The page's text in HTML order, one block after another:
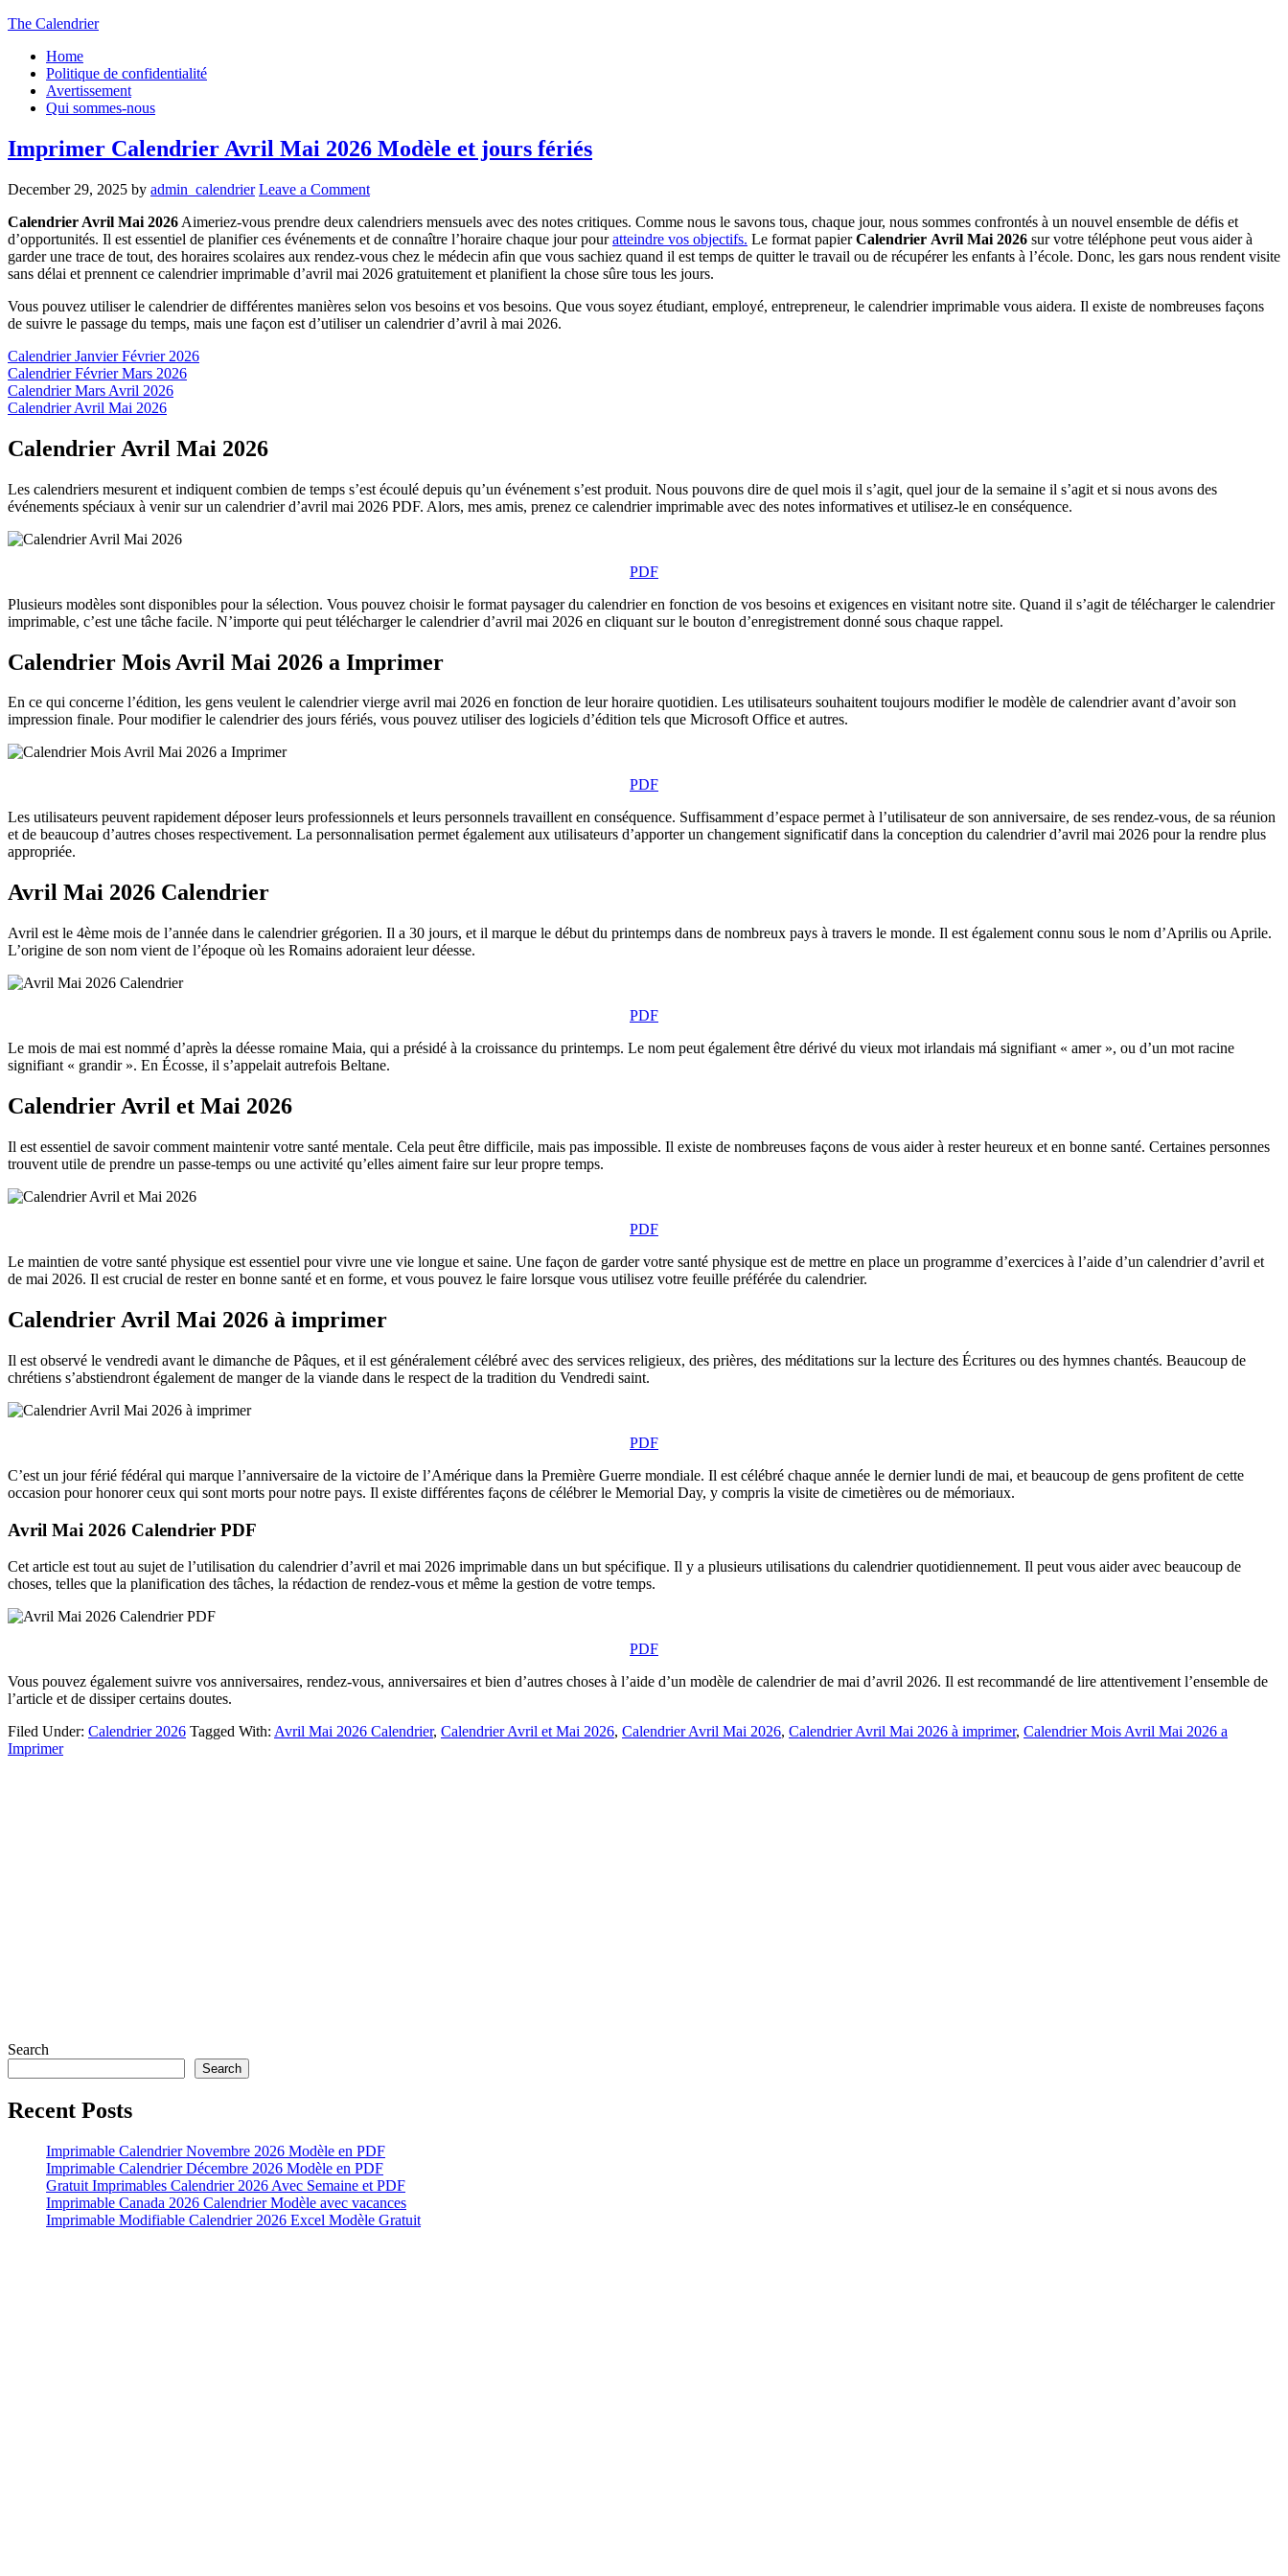
The Calendrier
Home
Politique de confidentialité
Avertissement
Qui sommes-nous
Imprimer Calendrier Avril Mai 2026 Modèle et jours fériés
December 29, 2025 by admin_calendrier Leave a Comment
Calendrier Avril Mai 2026 Aimeriez-vous prendre deux calendriers mensuels avec des notes critiques. Comme nous le savons tous, chaque jour, nous sommes confrontés à un nouvel ensemble de défis et
d’opportunités. Il est essentiel de planifier ces événements et de connaître l’horaire chaque jour pouratteindre vos objectifs. Le format papierCalendrier Avril Mai 2026 sur votre téléphone peut vous aider à
garder une trace de tout, des horaires scolaires aux rendez-vous chez le médecin afin que vous sachiez quand il est temps de quitter le travail ou de récupérer les enfants à l’école. Donc, les gars nous rendent visite
sans délai et prennent ce calendrier imprimable d’avril mai 2026 gratuitement et planifient la chose sûre tous les jours.
Vous pouvez utiliser le calendrier de différentes manières selon vos besoins et vos besoins. Que vous soyez étudiant, employé, entrepreneur, le calendrier imprimable vous aidera. Il existe de nombreuses façons
de suivre le passage du temps, mais une façon est d’utiliser un calendrier d’avril à mai 2026.
Calendrier Janvier Février 2026
Calendrier Février Mars 2026
Calendrier Mars Avril 2026
Calendrier Avril Mai 2026
Calendrier Avril Mai 2026
Les calendriers mesurent et indiquent combien de temps s’est écoulé depuis qu’un événement s’est produit. Nous pouvons dire de quel mois il s’agit, quel jour de la semaine il s’agit et si nous avons des
événements spéciaux à venir sur un calendrier d’avril mai 2026 PDF. Alors, mes amis, prenez ce calendrier imprimable avec des notes informatives et utilisez-le en conséquence.
PDF
Plusieurs modèles sont disponibles pour la sélection. Vous pouvez choisir le format paysager du calendrier en fonction de vos besoins et exigences en visitant notre site. Quand il s’agit de télécharger le calendrier
imprimable, c’est une tâche facile. N’importe qui peut télécharger le calendrier d’avril mai 2026 en cliquant sur le bouton d’enregistrement donné sous chaque rappel.
Calendrier Mois Avril Mai 2026 a Imprimer
En ce qui concerne l’édition, les gens veulent le calendrier vierge avril mai 2026 en fonction de leur horaire quotidien. Les utilisateurs souhaitent toujours modifier le modèle de calendrier avant d’avoir son
impression finale. Pour modifier le calendrier des jours fériés, vous pouvez utiliser des logiciels d’édition tels que Microsoft Office et autres.
PDF
Les utilisateurs peuvent rapidement déposer leurs professionnels et leurs personnels travaillent en conséquence. Suffisamment d’espace permet à l’utilisateur de son anniversaire, de ses rendez-vous, de sa réunion
et de beaucoup d’autres choses respectivement. La personnalisation permet également aux utilisateurs d’apporter un changement significatif dans la conception du calendrier d’avril mai 2026 pour la rendre plus
appropriée.
Avril Mai 2026 Calendrier
Avril est le 4ème mois de l’année dans le calendrier grégorien. Il a 30 jours, et il marque le début du printemps dans de nombreux pays à travers le monde. Il est également connu sous le nom d’Aprilis ou Aprile.
L’origine de son nom vient de l’époque où les Romains adoraient leur déesse.
PDF
Le mois de mai est nommé d’après la déesse romaine Maia, qui a présidé à la croissance du printemps. Le nom peut également être dérivé du vieux mot irlandais má signifiant « amer », ou d’un mot racine
signifiant « grandir ». En Écosse, il s’appelait autrefois Beltane.
Calendrier Avril et Mai 2026
Il est essentiel de savoir comment maintenir votre santé mentale. Cela peut être difficile, mais pas impossible. Il existe de nombreuses façons de vous aider à rester heureux et en bonne santé. Certaines personnes
trouvent utile de prendre un passe-temps ou une activité qu’elles aiment faire sur leur propre temps.
PDF
Le maintien de votre santé physique est essentiel pour vivre une vie longue et saine. Une façon de garder votre santé physique est de mettre en place un programme d’exercices à l’aide d’un calendrier d’avril et
de mai 2026. Il est crucial de rester en bonne santé et en forme, et vous pouvez le faire lorsque vous utilisez votre feuille préférée du calendrier.
Calendrier Avril Mai 2026 à imprimer
Il est observé le vendredi avant le dimanche de Pâques, et il est généralement célébré avec des services religieux, des prières, des méditations sur la lecture des Écritures ou des hymnes chantés. Beaucoup de
chrétiens s’abstiendront également de manger de la viande dans le respect de la tradition du Vendredi saint.
PDF
C’est un jour férié fédéral qui marque l’anniversaire de la victoire de l’Amérique dans la Première Guerre mondiale. Il est célébré chaque année le dernier lundi de mai, et beaucoup de gens profitent de cette
occasion pour honorer ceux qui sont morts pour notre pays. Il existe différentes façons de célébrer le Memorial Day, y compris la visite de cimetières ou de mémoriaux.
Avril Mai 2026 Calendrier PDF
Cet article est tout au sujet de l’utilisation du calendrier d’avril et mai 2026 imprimable dans un but spécifique. Il y a plusieurs utilisations du calendrier quotidiennement. Il peut vous aider avec beaucoup de
choses, telles que la planification des tâches, la rédaction de rendez-vous et même la gestion de votre temps.
PDF
Vous pouvez également suivre vos anniversaires, rendez-vous, anniversaires et bien d’autres choses à l’aide d’un modèle de calendrier de mai d’avril 2026. Il est recommandé de lire attentivement l’ensemble de
l’article et de dissiper certains doutes.
Filed Under: Calendrier 2026 Tagged With: Avril Mai 2026 Calendrier, Calendrier Avril et Mai 2026, Calendrier Avril Mai 2026, Calendrier Avril Mai 2026 à imprimer, Calendrier Mois Avril Mai 2026 a
Imprimer
Search
Search
Recent Posts
Imprimable Calendrier Novembre 2026 Modèle en PDF
Imprimable Calendrier Décembre 2026 Modèle en PDF
Gratuit Imprimables Calendrier 2026 Avec Semaine et PDF
Imprimable Canada 2026 Calendrier Modèle avec vacances
Imprimable Modifiable Calendrier 2026 Excel Modèle Gratuit